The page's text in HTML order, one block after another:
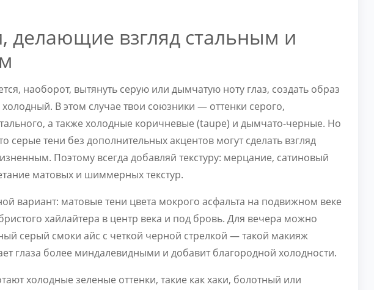
делающие взгляд стальным и
наоборот, вытянуть серую или дымчатую ноту глаз, создать образ
В этом случае твои союзники — оттенки серого,
а также холодные коричневые (taupe) и дымчато-черные. Но
серые тени без дополнительных акцентов могут сделать взгляд
Поэтому всегда добавляй текстуру: мерцание, сатиновый
матовых и шиммерных текстур.
вариант: матовые тени цвета мокрого асфальта на подвижном веке
хайлайтера в центр века и под бровь. Для вечера можно
серый смоки айс с четкой черной стрелкой — такой макияж
глаза более миндалевидными и добавит благородной холодности.
холодные зеленые оттенки, такие как хаки, болотный или